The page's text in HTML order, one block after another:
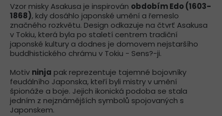
Vzor misky Asakusa je inspirován obdobím Edo (1603-
1868), kdy dosáhlo japonské umění a řemeslo
značného rozkvětu. Design odkazuje na čtvrť Asakusa
v Tokiu, která byla po staletí centrem tradiční
japonské kultury a dodnes je domovem nejstaršího
buddhistického chrámu v Tokiu - Sens?-ji.
Motiv ninja pak reprezentuje tajemné bojovníky
feudálního Japonska, kteří byli mistry v umění
špionáže a boje. Jejich ikonická podoba se stala
jedním z nejznámějších symbolů spojovaných s
Japonskem.